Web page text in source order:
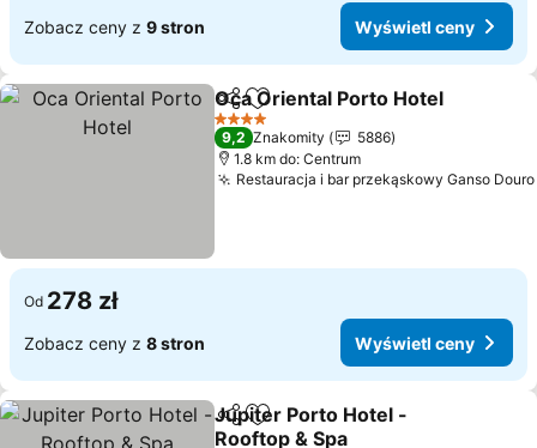
Zobacz ceny z 9 stron Wyświetl ceny
Udostępnij
Dodaj do ulubionych
Oca Oriental Porto Hotel
4 Kategoria
9,2 Znakomity
5886
1.8 km do: Centrum
Restauracja i bar przekąskowy Ganso Douro
Od 278 zł
Zobacz ceny z 8 stron Wyświetl ceny
Udostępnij
Dodaj do ulubionych
Jupiter Porto Hotel -
Rooftop & Spa